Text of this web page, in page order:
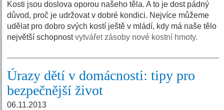
Kosti jsou doslova oporou našeho těla. A to je dost pádný
důvod, proč je udržovat v dobré kondici. Nejvíce můžeme
udělat pro dobro svých kostí ještě v mládí, kdy má naše tělo
největší schopnostvytvářet zásoby nové kostní hmoty.
Úrazy dětí v domácnosti: tipy pro
bezpečnější život
06.11.2013